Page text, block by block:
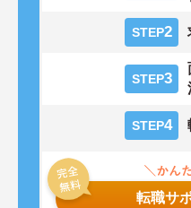
STEP2
STEP3
STEP4
転職サ